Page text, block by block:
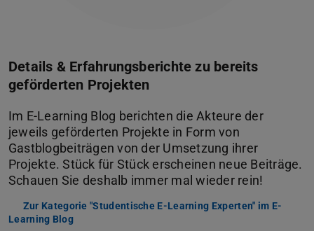
Details & Erfahrungsberichte zu bereits
geförderten Projekten
Im E-Learning Blog berichten die Akteure der
jeweils geförderten Projekte in Form von
Gastblogbeiträgen von der Umsetzung ihrer
Projekte. Stück für Stück erscheinen neue Beiträge.
Schauen Sie deshalb immer mal wieder rein!
Zur Kategorie "Studentische E-Learning Experten" im E-
Learning Blog